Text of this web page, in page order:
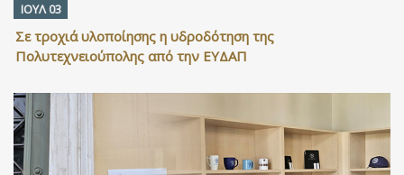
ΙΟΥΛ 03
Σε τροχιά υλοποίησης η υδροδότηση της
Πολυτεχνειούπολης από την ΕΥΔΑΠ